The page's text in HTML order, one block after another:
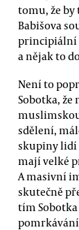
tomu, že by
Babišova
principiální
a nějak to
Není to
Sobotka, že
sdělení,
skupiny lidí
mají velké
A masivní
skutečně
tím